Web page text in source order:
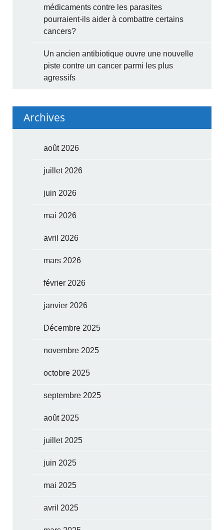
médicaments contre les parasites
pourraient-ils aider à combattre certains
cancers?
Un ancien antibiotique ouvre une nouvelle
piste contre un cancer parmi les plus
agressifs
Archives
août 2026
juillet 2026
juin 2026
mai 2026
avril 2026
mars 2026
février 2026
janvier 2026
Décembre 2025
novembre 2025
octobre 2025
septembre 2025
août 2025
juillet 2025
juin 2025
mai 2025
avril 2025